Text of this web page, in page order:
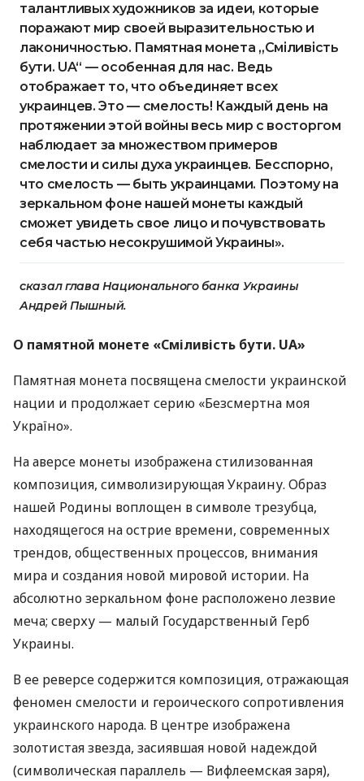
талантливых художников за идеи, которые
поражают мир своей выразительностью и
лаконичностью. Памятная монета „Сміливість
бути. UA“ — особенная для нас. Ведь
отображает то, что объединяет всех
украинцев. Это — смелость! Каждый день на
протяжении этой войны весь мир с восторгом
наблюдает за множеством примеров
смелости и силы духа украинцев. Бесспорно,
что смелость — быть украинцами. Поэтому на
зеркальном фоне нашей монеты каждый
сможет увидеть свое лицо и почувствовать
себя частью несокрушимой Украины».
сказал глава Национального банка Украины
Андрей Пышный.
О памятной монете «Сміливість бути. UA»
Памятная монета посвящена смелости украинской
нации и продолжает серию «Безсмертна моя
Україно».
На аверсе монеты изображена стилизованная
композиция, символизирующая Украину. Образ
нашей Родины воплощен в символе трезубца,
находящегося на острие времени, современных
трендов, общественных процессов, внимания
мира и создания новой мировой истории. На
абсолютно зеркальном фоне расположено лезвие
меча; сверху — малый Государственный Герб
Украины.
В ее реверсе содержится композиция, отражающая
феномен смелости и героического сопротивления
украинского народа. В центре изображена
золотистая звезда, засиявшая новой надеждой
(символическая параллель — Вифлеемская заря),